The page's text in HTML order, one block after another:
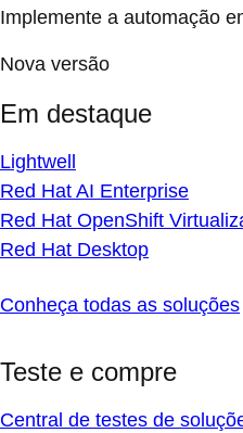
Implemente a automação
Nova versão
Em destaque
Lightwell
Red Hat AI Enterprise
Red Hat OpenShift
Red Hat Desktop
Conheça todas as soluções
Teste e compre
Central de testes de